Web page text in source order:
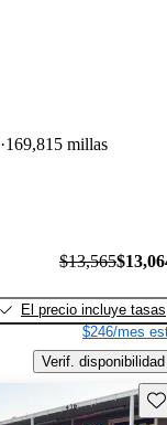
169,815 millas
$13,565
El precio incluye tasas
$246/mes
Verif. disponibilidad